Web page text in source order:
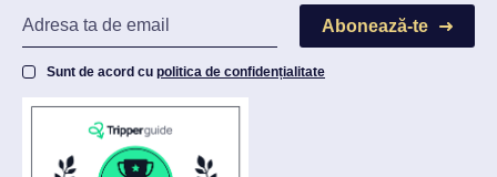
Abonează-te
Sunt de acord cu politica de confidențialitate